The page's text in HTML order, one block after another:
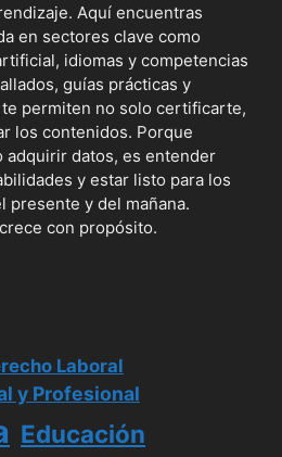
Aquí encuentras
en sectores clave como
idiomas y competencias
guías prácticas y
permiten no solo certificarte,
los contenidos. Porque
adquirir datos, es entender
y estar listo para los
presente y del mañana.
con propósito.
Laboral
y Profesional
Educación